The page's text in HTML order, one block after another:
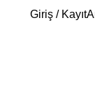
Giriş / Kayıt